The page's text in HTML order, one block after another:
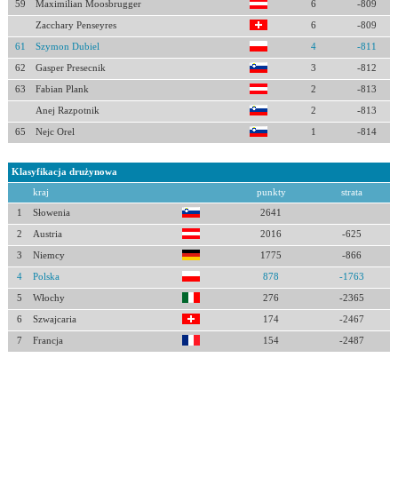
59 Maximilian Moosbrugger 6 -809
Zacchary Penseyres 6 -809
61 Szymon Dubiel 4 -811
62 Gasper Presecnik 3 -812
63 Fabian Plank 2 -813
Anej Razpotnik 2 -813
65 Nejc Orel 1 -814
Klasyfikacja drużynowa
kraj punkty strata
1 Słowenia 2641
2 Austria 2016 -625
3 Niemcy 1775 -866
4 Polska 878 -1763
5 Włochy 276 -2365
6 Szwajcaria 174 -2467
7 Francja 154 -2487